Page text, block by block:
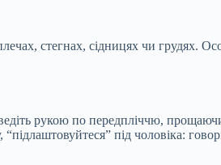
стегнах, сідницях чи грудях.
рукою по передпліччю,
під чоловіка: